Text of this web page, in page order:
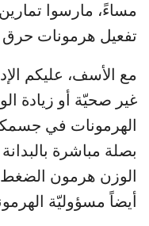
مساءً، مارسوا
تفعيل هرمونات
مع الأسف، عليكم
غير صحيّة أو زيادة
الهرمونات في
بصلة مباشرة
الوزن هرمون
أيضاً مسؤوليّة